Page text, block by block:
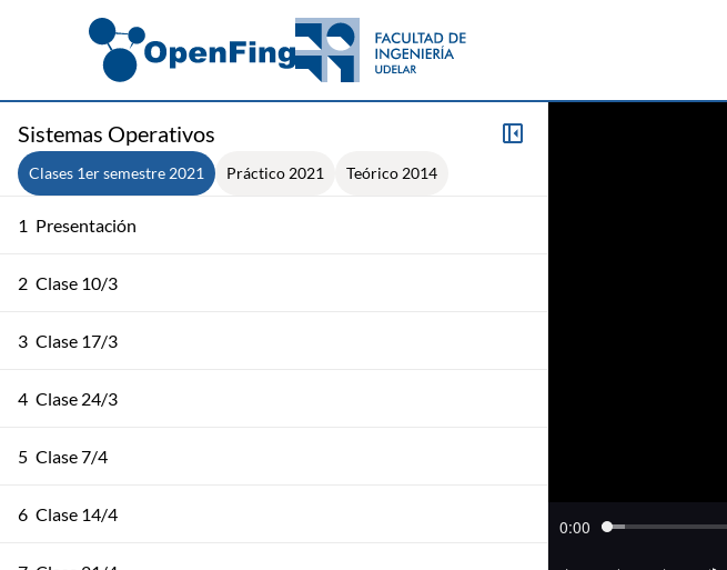
Sistemas Operativos
Clases 1er semestre 2021 Práctico 2021 Teórico 2014
1 Presentación
2 Clase 10/3
3 Clase 17/3
4 Clase 24/3
5 Clase 7/4
6 Clase 14/4